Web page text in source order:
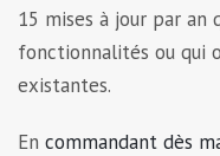
15 mises à jour par
fonctionnalités ou qui
existantes.
En commandant dès